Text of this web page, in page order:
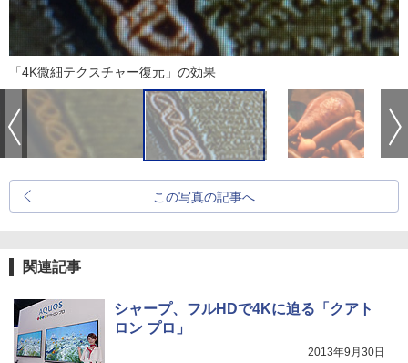
「4K微細テクスチャー復元」の効果
この写真の記事へ
関連記事
シャープ、フルHDで4Kに迫る「クアト
ロン プロ」
2013年9月30日